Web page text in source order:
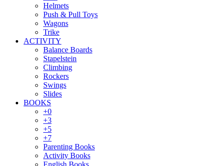
Helmets
Push & Pull Toys
Wagons
Trike
ACTIVITY
Balance Boards
Stapelstein
Climbing
Rockers
Swings
Slides
BOOKS
+0
+3
+5
+7
Parenting Books
Activity Books
English Books